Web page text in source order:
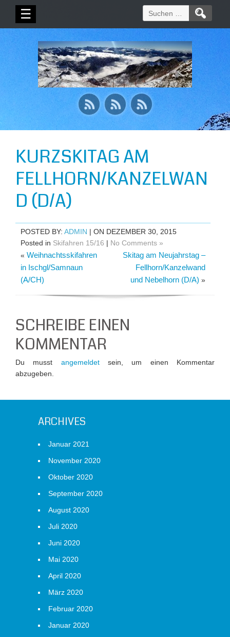
☰
Suchen
nach:
KURZSKITAG AM
FELLHORN/KANZELWAN
D (D/A)
POSTED BY: ADMIN | ON DEZEMBER 30, 2015
Posted in Skifahren 15/16 | No Comments »
« Weihnachtsskifahren
in Ischgl/Samnaun
(A/CH)
Skitag am Neujahrstag –
Fellhorn/Kanzelwand
und Nebelhorn (D/A) »
SCHREIBE EINEN
KOMMENTAR
Du musst angemeldetsein, um einen Kommentar
abzugeben.
ARCHIVES
Januar 2021
November 2020
Oktober 2020
September 2020
August 2020
Juli 2020
Juni 2020
Mai 2020
April 2020
März 2020
Februar 2020
Januar 2020